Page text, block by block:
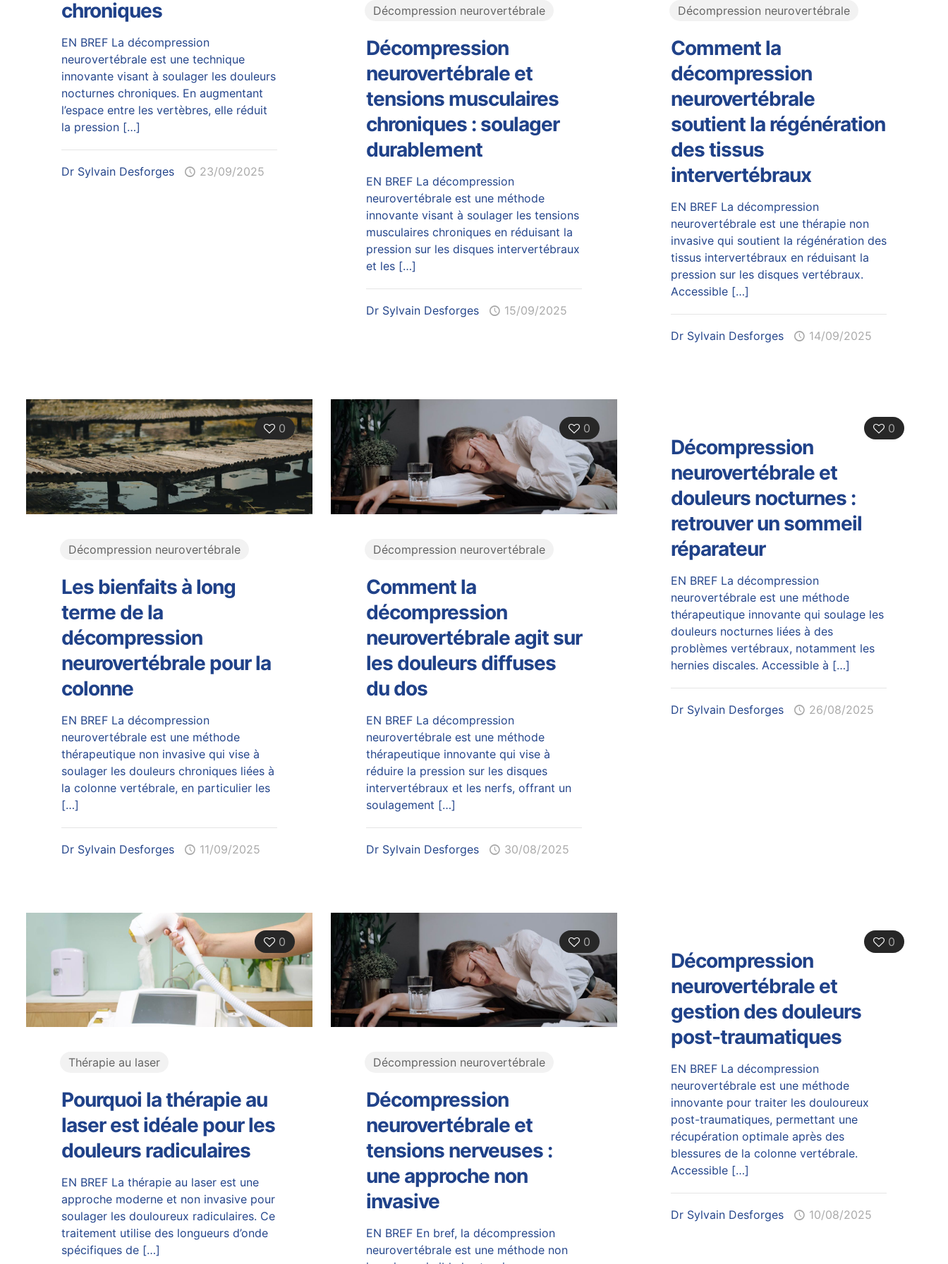
chroniques
EN BREF La décompression
neurovertébrale est une technique
innovante visant à soulager les douleurs
nocturnes chroniques. En augmentant
l’espace entre les vertèbres, elle réduit
la pression[…]
Dr Sylvain Desforges 23/09/2025
Décompression neurovertébrale
Décompression
neurovertébrale et
tensions musculaires
chroniques : soulager
durablement
EN BREF La décompression
neurovertébrale est une méthode
innovante visant à soulager les tensions
musculaires chroniques en réduisant la
pression sur les disques intervertébraux
et les[…]
Dr Sylvain Desforges 15/09/2025
Décompression neurovertébrale
Comment la
décompression
neurovertébrale
soutient la régénération
des tissus
intervertébraux
EN BREF La décompression
neurovertébrale est une thérapie non
invasive qui soutient la régénération des
tissus intervertébraux en réduisant la
pression sur les disques vertébraux.
Accessible[…]
Dr Sylvain Desforges 14/09/2025
0
Décompression neurovertébrale
Les bienfaits à long
terme de la
décompression
neurovertébrale pour la
colonne
EN BREF La décompression
neurovertébrale est une méthode
thérapeutique non invasive qui vise à
soulager les douleurs chroniques liées à
la colonne vertébrale, en particulier les
[…]
Dr Sylvain Desforges 11/09/2025
0
Décompression neurovertébrale
Comment la
décompression
neurovertébrale agit sur
les douleurs diffuses
du dos
EN BREF La décompression
neurovertébrale est une méthode
thérapeutique innovante qui vise à
réduire la pression sur les disques
intervertébraux et les nerfs, offrant un
soulagement […]
Dr Sylvain Desforges 30/08/2025
0
Décompression
neurovertébrale et
douleurs nocturnes :
retrouver un sommeil
réparateur
EN BREF La décompression
neurovertébrale est une méthode
thérapeutique innovante qui soulage les
douleurs nocturnes liées à des
problèmes vertébraux, notamment les
hernies discales. Accessible à […]
Dr Sylvain Desforges 26/08/2025
0
Thérapie au laser
Pourquoi la thérapie au
laser est idéale pour les
douleurs radiculaires
EN BREF La thérapie au laser est une
approche moderne et non invasive pour
soulager les douloureux radiculaires. Ce
traitement utilise des longueurs d’onde
spécifiques de[…]
0
Décompression neurovertébrale
Décompression
neurovertébrale et
tensions nerveuses :
une approche non
invasive
EN BREF En bref, la décompression
neurovertébrale est une méthode non
0
Décompression
neurovertébrale et
gestion des douleurs
post-traumatiques
EN BREF La décompression
neurovertébrale est une méthode
innovante pour traiter les douloureux
post-traumatiques, permettant une
récupération optimale après des
blessures de la colonne vertébrale.
Accessible[…]
Dr Sylvain Desforges 10/08/2025